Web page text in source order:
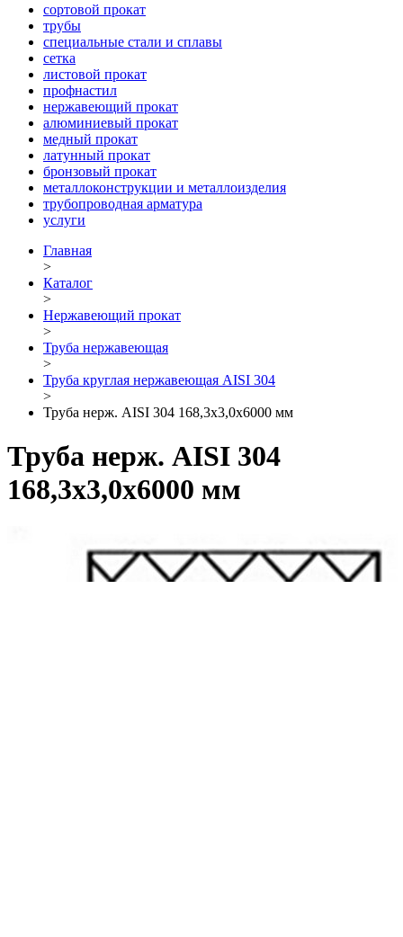
сортовой прокат
трубы
специальные стали и сплавы
сетка
листовой прокат
профнастил
нержавеющий прокат
алюминиевый прокат
медный прокат
латунный прокат
бронзовый прокат
металлоконструкции и металлоизделия
трубопроводная арматура
услуги
Главная
>
Каталог
>
Нержавеющий прокат
>
Труба нержавеющая
>
Труба круглая нержавеющая AISI 304
>
Труба нерж. AISI 304 168,3х3,0х6000 мм
Труба нерж. AISI 304
168,3х3,0х6000 мм